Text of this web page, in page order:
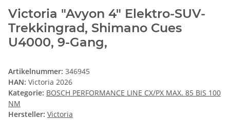
Victoria "Avyon 4" Elektro-SUV-
Trekkingrad, Shimano Cues
U4000, 9-Gang,
Artikelnummer: 346945
HAN: Victoria 2026
Kategorie: BOSCH PERFORMANCE LINE CX/PX MAX. 85 BIS 100
NM
Hersteller: Victoria